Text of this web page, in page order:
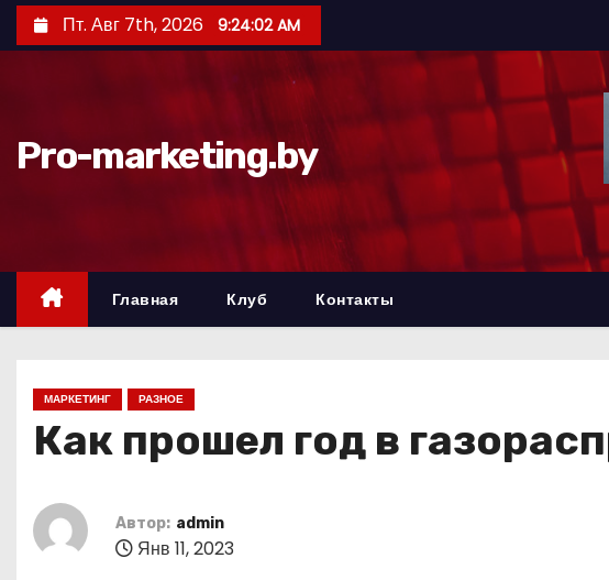
е
д
Пт. Авг 7th, 2026 9:24:03 AM
Pro-marketing.by
Главная Клуб Контакты
МАРКЕТИНГ РАЗНОЕ
Как прошел год в
Автор: admin
Янв 11, 2023